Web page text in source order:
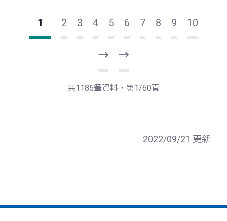
1 2 3 4 5 6 7 8 9 10
一
頁
後
一
共1185筆資料，第1/60頁
2022/09/21 更新